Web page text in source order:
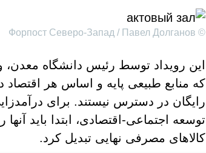
© Форпост Северо-Запад / Павел Долганов
این رویداد توسط رئیس دانشگاه معدن،
که منابع طبیعی پایه و اساس هر
رایگان در دسترس نیستند. برای
توسعه اجتماعی-اقتصادی، ابتدا باید
کالاهای مصرفی نهایی تبدیل کرد.